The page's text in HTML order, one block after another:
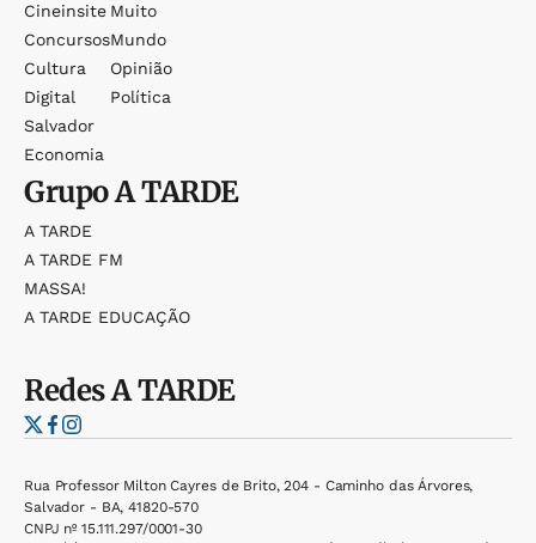
Cineinsite
Concursos
Cultura
Digital
Salvador
Economia
Muito
Mundo
Opinião
Política
GrupoA TARDE
A TARDE
A TARDE FM
MASSA!
A TARDE EDUCAÇÃO
RedesA TARDE
Rua Professor Milton Cayres de Brito, 204 - Caminho das Árvores,
Salvador - BA, 41820-570
CNPJ nº 15.111.297/0001-30